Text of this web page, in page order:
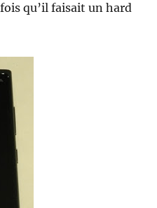
qu’il faisait un hard